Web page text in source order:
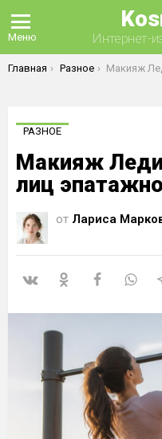
Меню Интернет-
Вы здесь:
Главная Разное Макияж Леди Гаги, миллион лиц
РАЗНОЕ
Макияж Леди
лиц
от Лариса